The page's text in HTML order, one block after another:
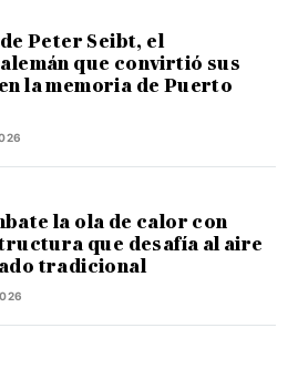
Peter Seibt, el
que convirtió sus
la memoria de Puerto
la ola de calor con
que desafía al aire
tradicional